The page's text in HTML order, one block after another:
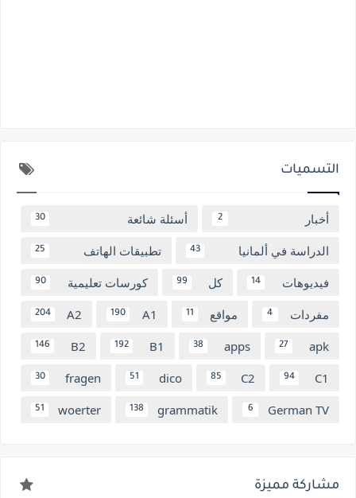
التسميات
أخبار 2 أسئلة شائعة 30
الدراسة في ألمانيا 43 تطبيقات الهاتف 25
فيديوهات 14 كل 99 كورسات تعليمية 90
مفردات 4 مواقع 11
A1
190
A2
204
apk
27
apps
38
B1
192
B2
146
C1
94
C2
85
dico
51
fragen
30
German TV
6
grammatik
138
woerter
51
مشاركة مميزة